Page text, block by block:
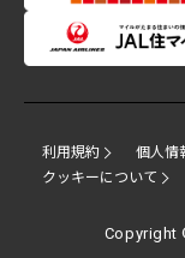
利用規約 個人情
クッキーについて
Copyright